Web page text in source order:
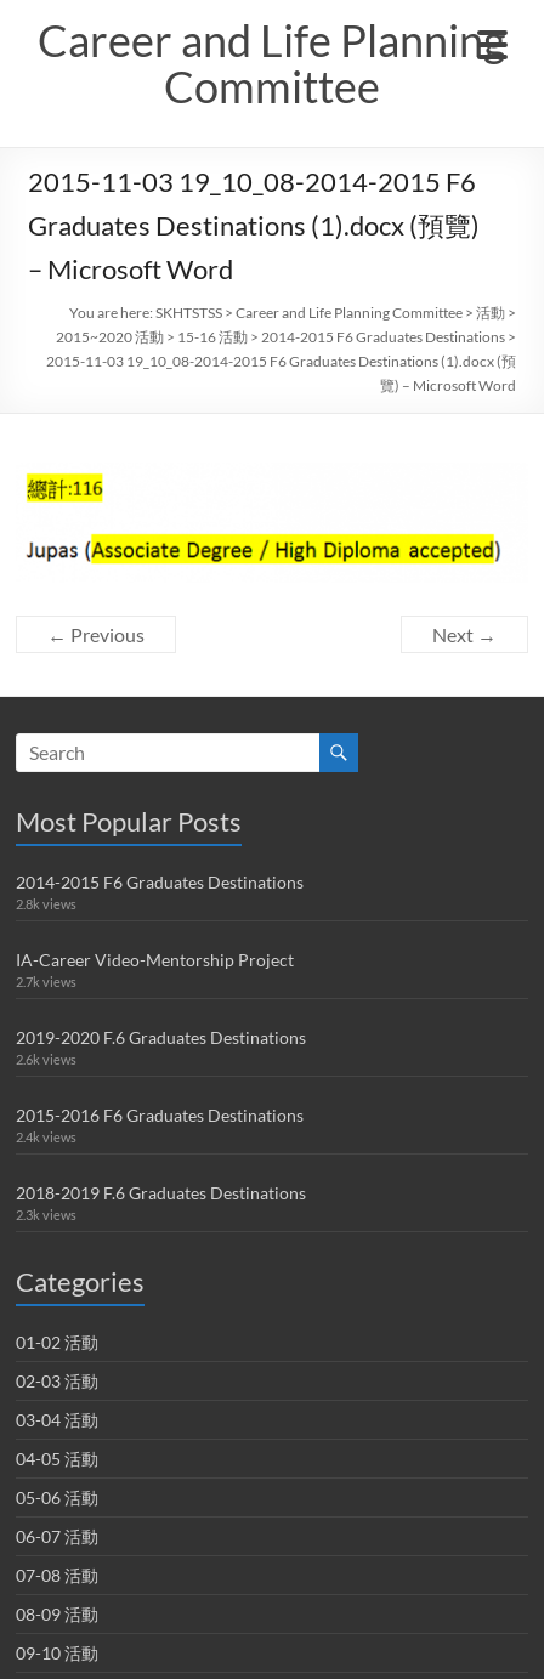
contentCareer and Life Planning
Committee
2015-11-03 19_10_08-2014-2015 F6
Graduates Destinations (1).docx (預覽)
– Microsoft Word
You are here:SKHTSTSS >Career and Life Planning Committee >活動 >
2015~2020 活動 > 15-16 活動 >2014-2015 F6 Graduates Destinations >
2015-11-03 19_10_08-2014-2015 F6 Graduates Destinations (1).docx (預
覽) – Microsoft Word
← Previous Next →
Most Popular Posts
2014-2015 F6 Graduates Destinations
2.8k views
IA-Career Video-Mentorship Project
2.7k views
2019-2020 F.6 Graduates Destinations
2.6k views
2015-2016 F6 Graduates Destinations
2.4k views
2018-2019 F.6 Graduates Destinations
2.3k views
Categories
01-02 活動
02-03 活動
03-04 活動
04-05 活動
05-06 活動
06-07 活動
07-08 活動
08-09 活動
09-10 活動